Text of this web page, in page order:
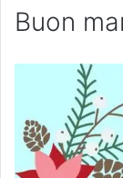
Buon